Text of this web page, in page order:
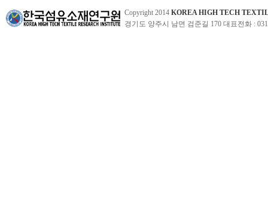
Copyright 2014 KOREA HIGH TECH
경기도 양주시 남면 검준길 170 대표전화 :